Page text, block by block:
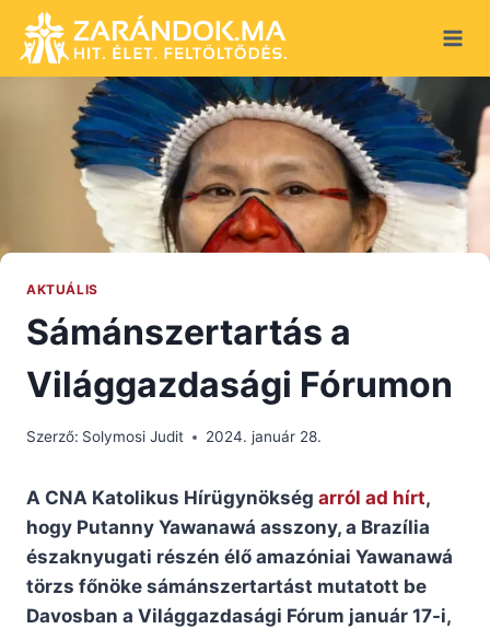
content
AKTUÁLIS
Sámánszertartás a
Világgazdasági Fórumon
Szerző: Solymosi Judit 2024. január 28.
A CNA Katolikus Hírügynökség arról ad hírt,
hogy Putanny Yawanawá asszony, a Brazília
északnyugati részén élő amazóniai Yawanawá
törzs főnöke sámánszertartást mutatott be
Davosban a Világgazdasági Fórum január 17-i,